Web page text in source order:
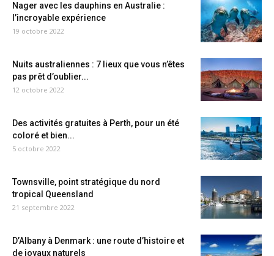
Nager avec les dauphins en Australie :
l’incroyable expérience
19 octobre 2022
Nuits australiennes : 7 lieux que vous n’êtes
pas prêt d’oublier...
12 octobre 2022
Des activités gratuites à Perth, pour un été
coloré et bien...
5 octobre 2022
Townsville, point stratégique du nord
tropical Queensland
21 septembre 2022
D’Albany à Denmark : une route d’histoire et
de joyaux naturels